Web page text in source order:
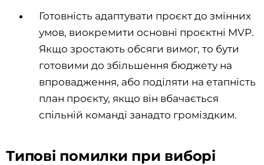
Готовність адаптувати проєкт до змінних
умов, виокремити основні проєктні MVP.
Якщо зростають обсяги вимог, то бути
готовими до збільшення бюджету на
впровадження, або поділяти на етапність
план проєкту, якщо він вбачається
спільній команді занадто громіздким.
Типові помилки при виборі